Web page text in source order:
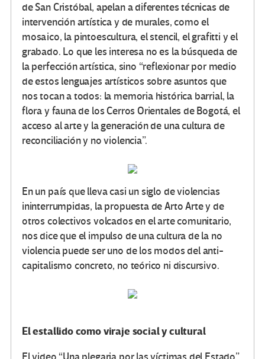
de San Cristóbal, apelan a diferentes técnicas de
intervención artística y de murales, como el
mosaico, la pintoescultura, el stencil, el grafitti y el
grabado. Lo que les interesa no es la búsqueda de
la perfección artística, sino “reflexionar por medio
de estos lenguajes artísticos sobre asuntos que
nos tocan a todos: la memoria histórica barrial, la
flora y fauna de los Cerros Orientales de Bogotá, el
acceso al arte y la generación de una cultura de
reconciliación y no violencia”.
En un país que lleva casi un siglo de violencias
ininterrumpidas, la propuesta de Arto Arte y de
otros colectivos volcados en el arte comunitario,
nos dice que el impulso de una cultura de la no
violencia puede ser uno de los modos del anti-
capitalismo concreto, no teórico ni discursivo.
El estallido como viraje social y cultural